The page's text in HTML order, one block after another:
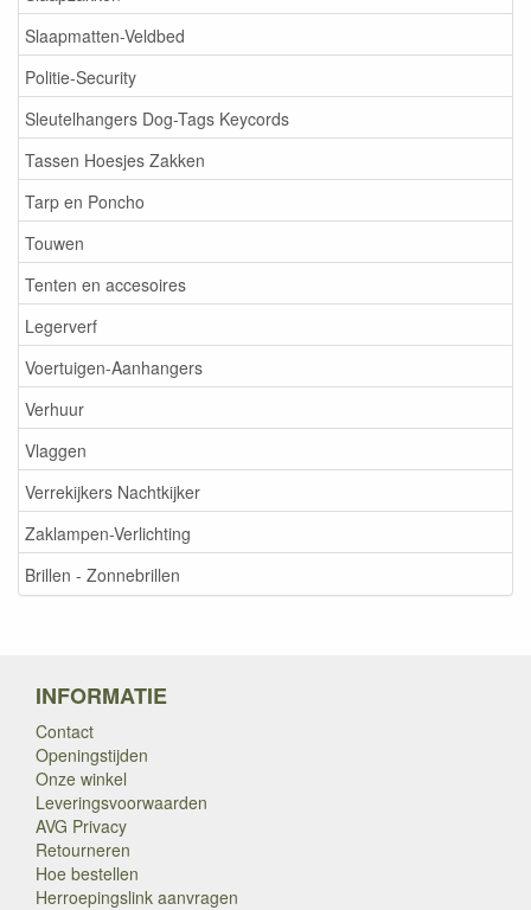
Slaapmatten-Veldbed
Politie-Security
Sleutelhangers Dog-Tags Keycords
Tassen Hoesjes Zakken
Tarp en Poncho
Touwen
Tenten en accesoires
Legerverf
Voertuigen-Aanhangers
Verhuur
Vlaggen
Verrekijkers Nachtkijker
Zaklampen-Verlichting
Brillen - Zonnebrillen
INFORMATIE
Contact
Openingstijden
Onze winkel
Leveringsvoorwaarden
AVG Privacy
Retourneren
Hoe bestellen
Herroepingslink aanvragen